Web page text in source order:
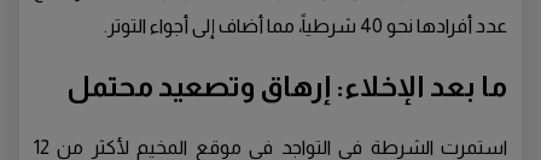
عدد أفرادها نحو 40 شرطياً، مما أضاف إلى أجواء التوتر.
ما بعد الإخلاء: إرهاق وتصعيد محتمل
استمرت الشرطة في التواجد في موقع المخيم لأكثر من 12